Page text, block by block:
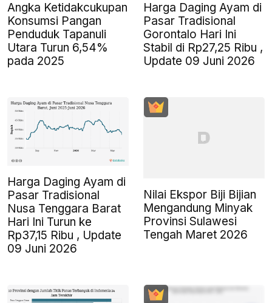
Angka Ketidakcukupan
Konsumsi Pangan
Penduduk Tapanuli
Utara Turun 6,54%
pada 2025
Harga Daging Ayam di
Pasar Tradisional
Gorontalo Hari Ini
Stabil di Rp27,25 Ribu ,
Update 09 Juni 2026
Harga Daging Ayam di
Pasar Tradisional
Nusa Tenggara Barat
Hari Ini Turun ke
Rp37,15 Ribu , Update
09 Juni 2026
Nilai Ekspor Biji Bijian
Mengandung Minyak
Provinsi Sulawesi
Tengah Maret 2026